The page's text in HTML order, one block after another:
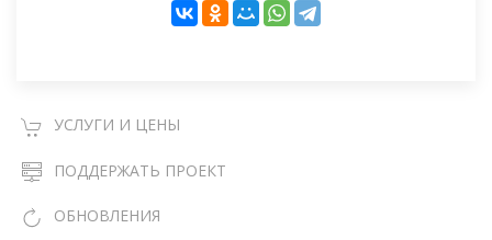
УСЛУГИ И ЦЕНЫ
ПОДДЕРЖАТЬ ПРОЕКТ
ОБНОВЛЕНИЯ